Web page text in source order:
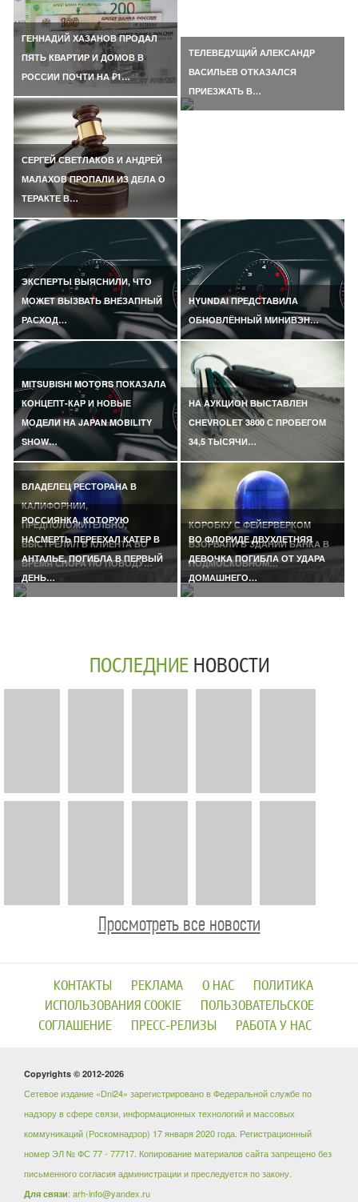
ГЕННАДИЙ ХАЗАНОВ ПРОДАЛ
ПЯТЬ КВАРТИР И ДОМОВ В
РОССИИ ПОЧТИ НА ₽1…
СЕРГЕЙ СВЕТЛАКОВ И АНДРЕЙ
МАЛАХОВ ПРОПАЛИ ИЗ ДЕЛА О
ТЕРАКТЕ В…
ТЕЛЕВЕДУЩИЙ АЛЕКСАНДР
ВАСИЛЬЕВ ОТКАЗАЛСЯ
ПРИЕЗЖАТЬ В…
ЭКСПЕРТЫ ВЫЯСНИЛИ, ЧТО
МОЖЕТ ВЫЗВАТЬ ВНЕЗАПНЫЙ
РАСХОД…
HYUNDAI ПРЕДСТАВИЛА
ОБНОВЛЁННЫЙ МИНИВЭН…
MITSUBISHI MOTORS ПОКАЗАЛА
КОНЦЕПТ-КАР И НОВЫЕ
МОДЕЛИ НА JAPAN MOBILITY
SHOW…
НА АУКЦИОН ВЫСТАВЛЕН
CHEVROLET 3800 С ПРОБЕГОМ
34,5 ТЫСЯЧИ…
ВЛАДЕЛЕЦ РЕСТОРАНА В
КАЛИФОРНИИ,
ПРЕДПОЛОЖИТЕЛЬНО,
ВЫСТРЕЛИЛ В КЛИЕНТА ВО
ВРЕМЯ СПОРА ПО ПОВОДУ…
КОРОБКУ С ФЕЙЕРВЕРКОМ
ВЗОРВАЛИ В ЗДАНИИ БАНКА В
ПОДМОСКОВНОМ…
РОССИЯНКА, КОТОРУЮ
НАСМЕРТЬ ПЕРЕЕХАЛ КАТЕР В
АНТАЛЬЕ, ПОГИБЛА В ПЕРВЫЙ
ДЕНЬ…
ВО ФЛОРИДЕ ДВУХЛЕТНЯЯ
ДЕВОЧКА ПОГИБЛА ОТ УДАРА
ДОМАШНЕГО…
ПОСЛЕДНИЕ НОВОСТИ
Просмотреть все новости
КОНТАКТЫ РЕКЛАМА О НАС
ПОЛИТИКА
ИСПОЛЬЗОВАНИЯ COOKIE
ПОЛЬЗОВАТЕЛЬСКОЕ
СОГЛАШЕНИЕ
ПРЕСС-РЕЛИЗЫ РАБОТА У НАС
Copyrights © 2012-2026
Сетевое издание «Dni24» зарегистрировано в Федеральной службе по
надзору в сфере связи, информационных технологий и массовых
коммуникаций (Роскомнадзор) 17 января 2020 года. Регистрационный
номер ЭЛ № ФС 77 - 77717. Копирование материалов сайта запрещено без
письменного согласия администрации и преследуется по закону.
Для связи: arh-info@yandex.ru